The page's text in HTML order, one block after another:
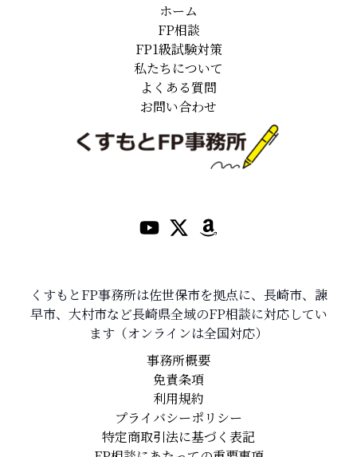
ホーム
FP相談
FP1級試験対策
私たちについて
よくある質問
お問い合わせ
くすもとFP事務所は佐世保市を拠点に、長崎市、諫
早市、大村市など長崎県全域のFP相談に対応してい
ます（オンラインは全国対応）
事務所概要
免責条項
利用規約
プライバシーポリシー
特定商取引法に基づく表記